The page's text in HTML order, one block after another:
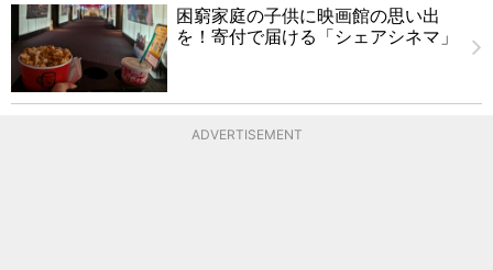
困窮家庭の子供に映画館の思い出
を！寄付で届ける「シェアシネマ」
ADVERTISEMENT